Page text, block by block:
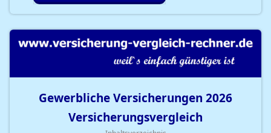
Gewerbliche Versicherungen 2026
Versicherungsvergleich